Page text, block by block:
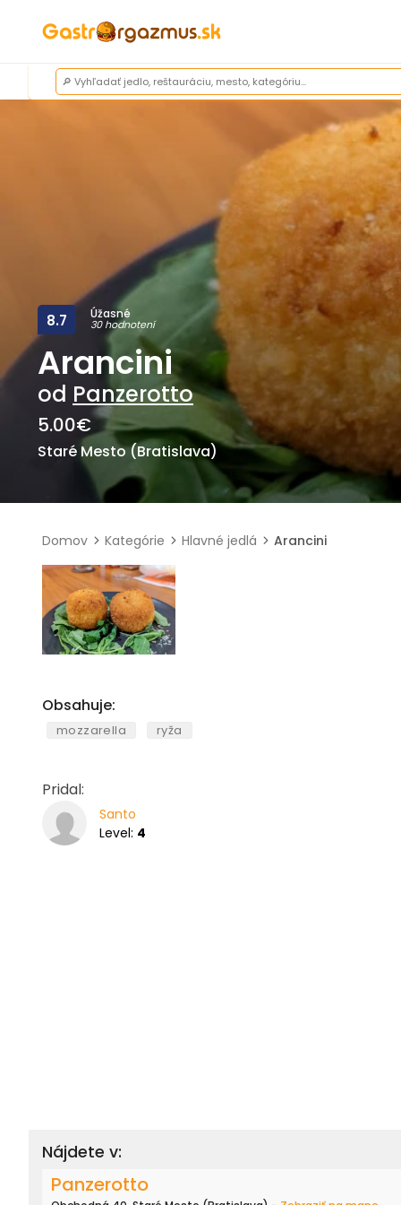
Úžasné
30 hodnotení
8.7
Arancini
od Panzerotto
5.00€
Staré Mesto (Bratislava)
Domov Kategórie Hlavné jedlá Arancini
Obsahuje:
mozzarella ryža
Pridal:
Santo
Level: 4
Nájdete v:
Panzerotto